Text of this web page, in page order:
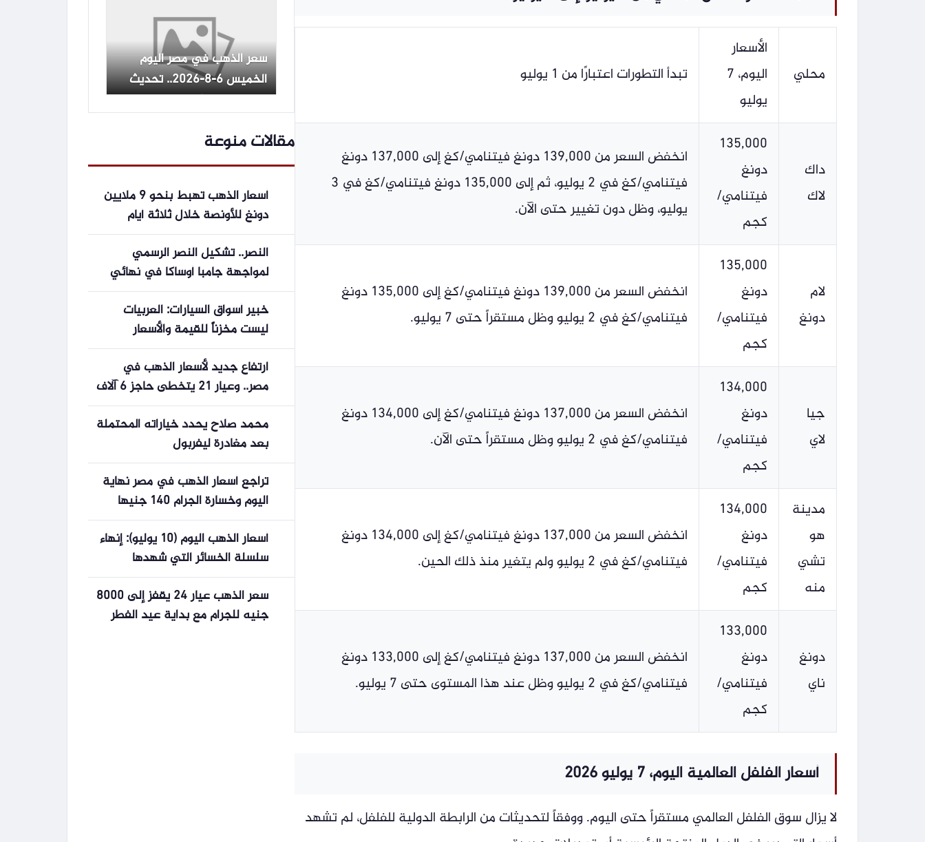
محلي
الأسعار
اليوم، 7
يوليو
تبدأ التطورات اعتبارًا من 1 يوليو
داك
لاك
135,000
دونغ
فيتنامي/
كجم
انخفض السعر من 139,000 دونغ فيتنامي/كغ إلى 137,000 دونغ
فيتنامي/كغ في 2 يوليو، ثم إلى 135,000 دونغ فيتنامي/كغ في 3
يوليو، وظل دون تغيير حتى الآن.
لام
دونغ
135,000
دونغ
فيتنامي/
كجم
انخفض السعر من 139,000 دونغ فيتنامي/كغ إلى 135,000 دونغ
فيتنامي/كغ في 2 يوليو وظل مستقراً حتى 7 يوليو.
جيا
لاي
134,000
دونغ
فيتنامي/
كجم
انخفض السعر من 137,000 دونغ فيتنامي/كغ إلى 134,000 دونغ
فيتنامي/كغ في 2 يوليو وظل مستقراً حتى الآن.
مدينة
هو
تشي
منه
134,000
دونغ
فيتنامي/
كجم
انخفض السعر من 137,000 دونغ فيتنامي/كغ إلى 134,000 دونغ
فيتنامي/كغ في 2 يوليو ولم يتغير منذ ذلك الحين.
دونغ
ناي
133,000
دونغ
فيتنامي/
كجم
انخفض السعر من 137,000 دونغ فيتنامي/كغ إلى 133,000 دونغ
فيتنامي/كغ في 2 يوليو وظل عند هذا المستوى حتى 7 يوليو.
أسعار الفلفل العالمية اليوم، 7 يوليو 2026
لا يزال سوق الفلفل العالمي مستقراً حتى اليوم. ووفقاً لتحديثات من الرابطة الدولية للفلفل، لم تشهد
سعر الذهب في مصر اليوم
الخميس 6-8-2026.. تحديث
جديد لعيار 21 في بداية
مقالات منوعة
أسعار الذهب تهبط بنحو 9 ملايين
دونغ للأونصة خلال ثلاثة أيام
النصر.. تشكيل النصر الرسمي
لمواجهة جامبا أوساكا في نهائي
دوري أبطال آسيا 2
خبير أسواق السيارات: العربيات
ليست مخزناً للقيمة والأسعار
ستتراجع
ارتفاع جديد لأسعار الذهب في
مصر.. وعيار 21 يتخطى حاجز 6 آلاف
جنيه مجدداً
محمد صلاح يحدد خياراته المحتملة
بعد مغادرة ليفربول
تراجع أسعار الذهب في مصر نهاية
اليوم وخسارة الجرام 140 جنيها
أسعار الذهب اليوم (10 يوليو): إنهاء
سلسلة الخسائر التي شهدها
الأسبوع.
سعر الذهب عيار 24 يقفز إلى 8000
جنيه للجرام مع بداية عيد الفطر